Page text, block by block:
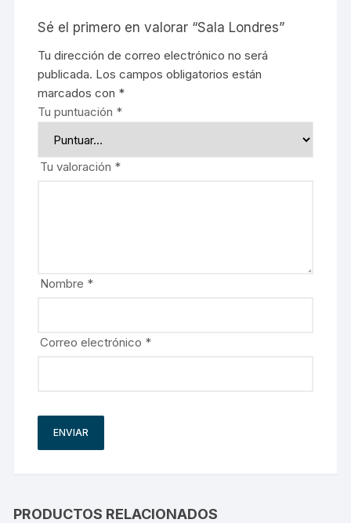
Sé el primero en valorar “Sala Londres”
Tu dirección de correo electrónico no será
publicada. Los campos obligatorios están
marcados con *
Tu puntuación *
Tu valoración *
Nombre *
Correo electrónico *
PRODUCTOS RELACIONADOS